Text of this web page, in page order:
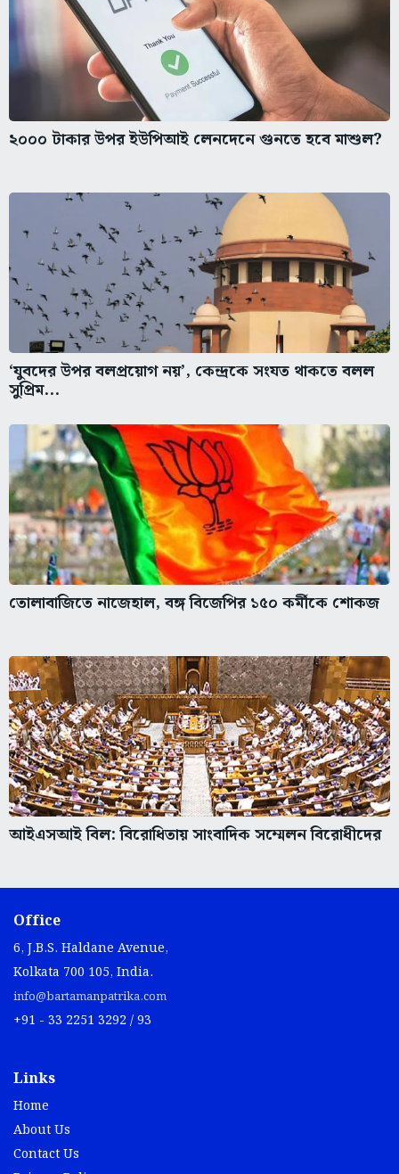
২০০০ টাকার উপর ইউপিআই লেনদেনে গুনতে হবে মাশুল?
‘যুবদের উপর বলপ্রয়োগ নয়’, কেন্দ্রকে সংযত থাকতে বলল
সুপ্রিম...
তোলাবাজিতে নাজেহাল, বঙ্গ বিজেপির ১৫০ কর্মীকে শোকজ
আইএসআই বিল: বিরোধিতায় সাংবাদিক সম্মেলন বিরোধীদের
Office
6, J.B.S. Haldane Avenue,
Kolkata 700 105, India.
info@bartamanpatrika.com
+91 - 33 2251 3292 / 93
Links
Home
About Us
Contact Us